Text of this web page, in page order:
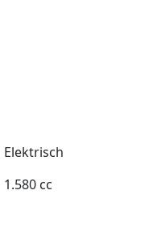
Elektrisch
1.580 cc